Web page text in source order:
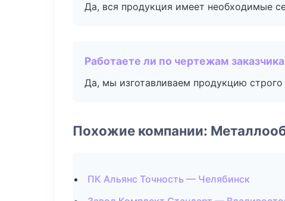
Да, вся продукция имеет необходимые
Работаете ли по чертежам
Да, мы изготавливаем продукцию
Похожие компании:
ПК Альянс Точность — Челябинск